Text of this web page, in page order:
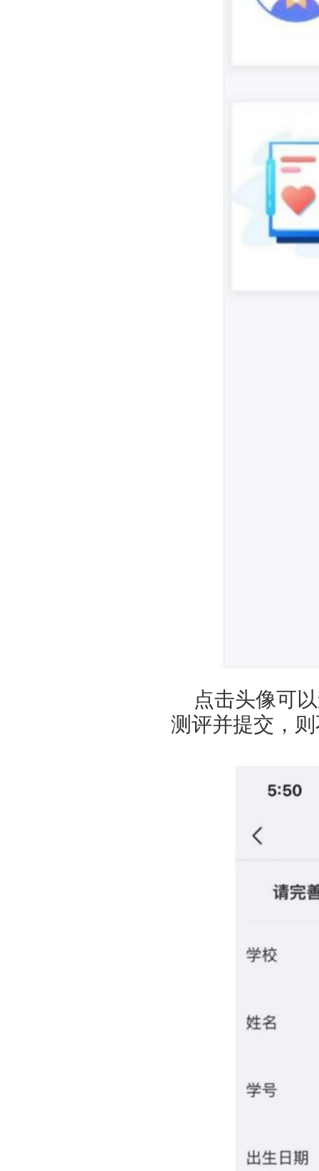
点击头像可
测评并提交，